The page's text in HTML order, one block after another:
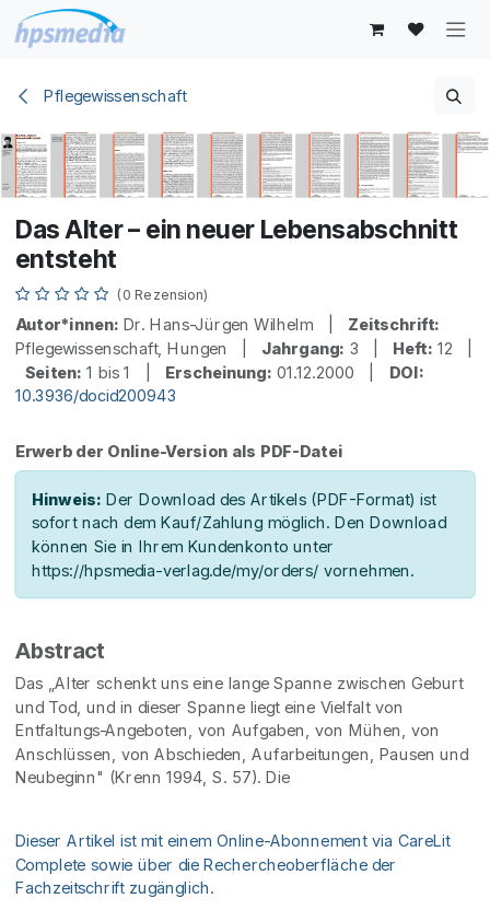
Zum Inhalt springen
Pflegewissenschaft
Das Alter – ein neuer Lebensabschnitt
entsteht
(0 Rezension)
Autor*innen: Dr. Hans-Jürgen Wilhelm | Zeitschrift:
Pflegewissenschaft, Hungen | Jahrgang: 3 | Heft: 12 |
Seiten: 1 bis 1 | Erscheinung: 01.12.2000 | DOI:
10.3936/docid200943
Erwerb der Online-Version als PDF-Datei
Hinweis: Der Download des Artikels (PDF-Format) ist
sofort nach dem Kauf/Zahlung möglich. Den Download
können Sie in Ihrem Kundenkonto unter
https://hpsmedia-verlag.de/my/orders/ vornehmen.
Abstract
Das „Alter schenkt uns eine lange Spanne zwischen Geburt
und Tod, und in dieser Spanne liegt eine Vielfalt von
Entfaltungs-Angeboten, von Aufgaben, von Mühen, von
Anschlüssen, von Abschieden, Aufarbeitungen, Pausen und
Neubeginn" (Krenn 1994, S. 57). Die
Dieser Artikel ist mit einem Online-Abonnement via CareLit
Complete sowie über die Rechercheoberfläche der
Fachzeitschrift zugänglich.